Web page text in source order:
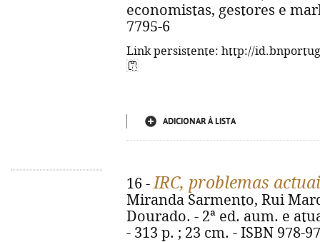
economistas, gestores e
7795-6
Link persistente: http://
ADICIONAR À LISTA
16 -IRC, problemas
Miranda Sarmento, Rui
Dourado. - 2ª ed. aum. e
- 313 p. ; 23 cm. - ISBN 978-